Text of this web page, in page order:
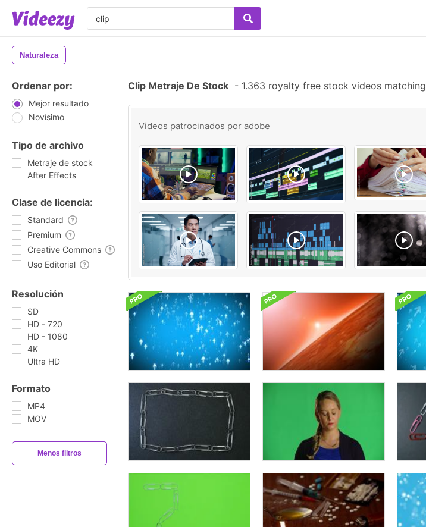
Naturaleza
Ordenar por:
Mejor resultado
Novísimo
Tipo de archivo
Metraje de stock
After Effects
Clase de licencia:
Standard
Premium
Creative Commons
Uso Editorial
Resolución
SD
HD - 720
HD - 1080
4K
Ultra HD
Formato
MP4
MOV
Menos filtros
Clip Metraje De Stock - 1.363 royalty free stock videos matching
Videos patrocinados por adobe